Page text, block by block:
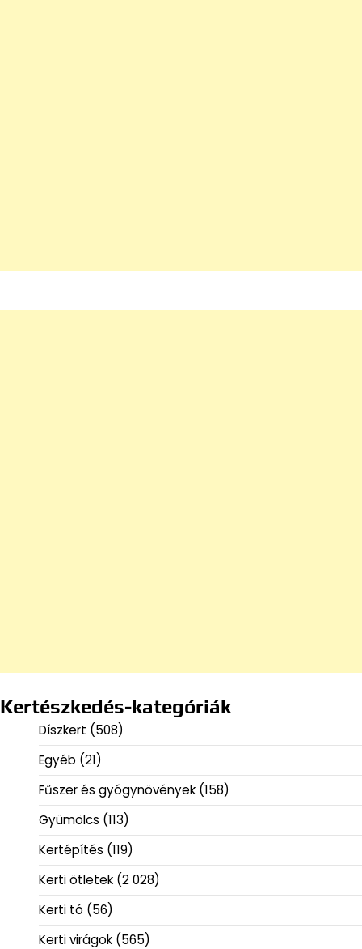
Kertészkedés-kategóriák
Díszkert (508)
Egyéb (21)
Fűszer és gyógynövények (158)
Gyümölcs (113)
Kertépítés (119)
Kerti ötletek (2 028)
Kerti tó (56)
Kerti virágok (565)